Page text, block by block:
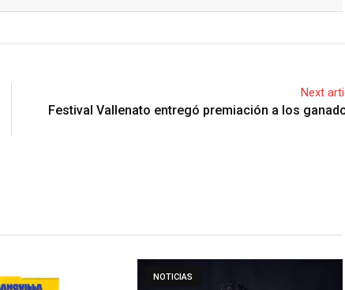
Next
Festival Vallenato entregó premiación a los
NOTICIAS